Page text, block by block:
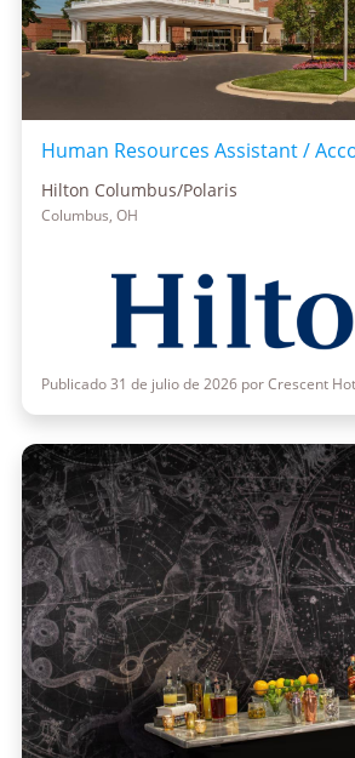
Human Resources Assistant /
Hilton Columbus/Polaris
Columbus, OH
Publicado 31 de julio de 2026 por Crescent